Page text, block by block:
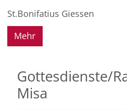
St.Bonifatius Giessen
Mehr
Gottesdienste/
Misa